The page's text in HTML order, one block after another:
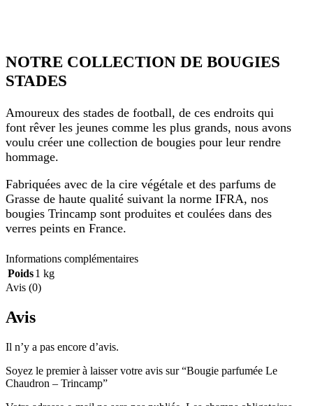
NOTRE COLLECTION DE BOUGIES
STADES
Amoureux des stades de football, de ces endroits qui
font rêver les jeunes comme les plus grands, nous avons
voulu créer une collection de bougies pour leur rendre
hommage.
Fabriquées avec de la cire végétale et des parfums de
Grasse de haute qualité suivant la norme IFRA, nos
bougies Trincamp sont produites et coulées dans des
verres peints en France.
Informations complémentaires
Poids1 kg
Avis (0)
Avis
Il n’y a pas encore d’avis.
Soyez le premier à laisser votre avis sur “Bougie parfumée Le
Chaudron – Trincamp”